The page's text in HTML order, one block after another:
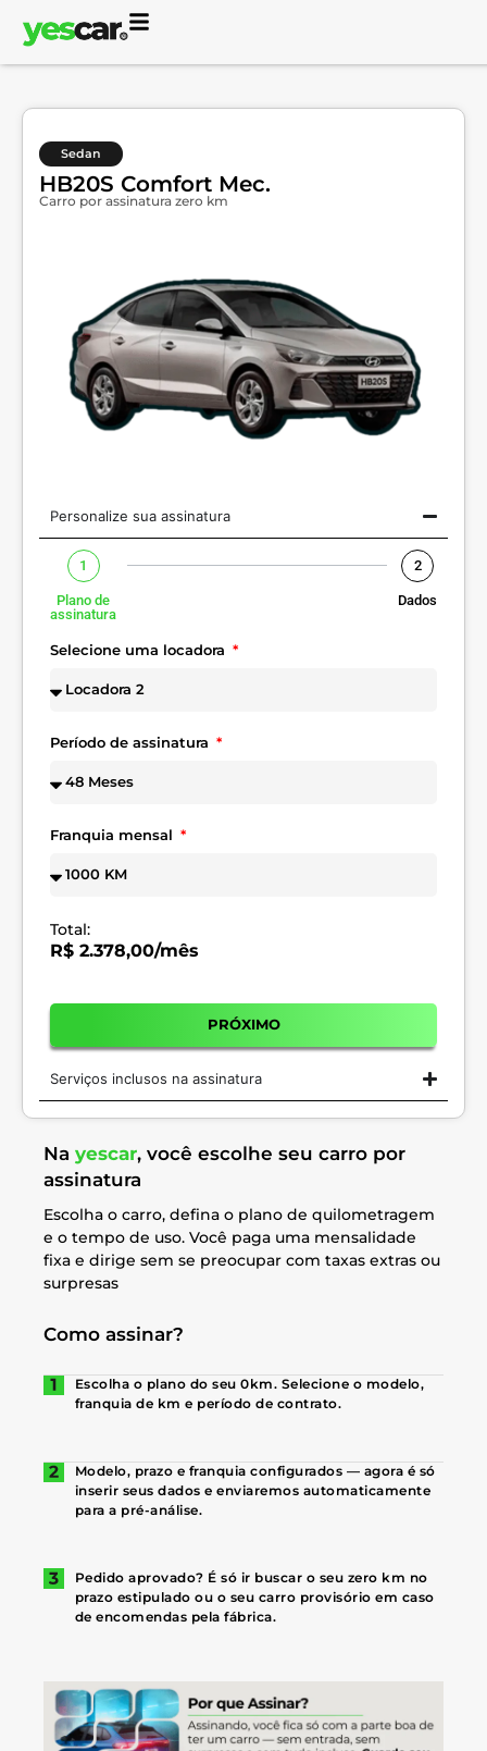
Sedan
HB20S Comfort Mec.
Carro por assinatura zero km
Personalize sua assinatura
1
Plano de
assinatura
2
Dados
Selecione uma locadora
Período de assinatura
Franquia mensal
Total:
R$ 2.378,00/mês
PRÓXIMO
Serviços inclusos na assinatura
Na yescar, você escolhe seu carro por
assinatura
Escolha o carro, defina o plano de quilometragem
e o tempo de uso. Você paga uma mensalidade
fixa e dirige sem se preocupar com taxas extras ou
surpresas
Como assinar?
Escolha o plano do seu 0km. Selecione o modelo,
franquia de km e período de contrato.
Modelo, prazo e franquia configurados — agora é só
inserir seus dados e enviaremos automaticamente
para a pré-análise.
Pedido aprovado? É só ir buscar o seu zero km no
prazo estipulado ou o seu carro provisório em caso
de encomendas pela fábrica.